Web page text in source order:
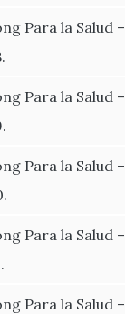
Para la Salud –
Para la Salud –
Para la Salud –
Para la Salud –
Para la Salud –